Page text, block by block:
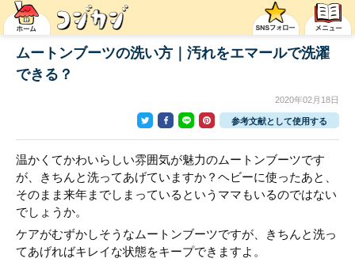
ムートンブーツの洗い方｜汚れをエマールで洗濯
できる？
2020年02月18日
参考文献として使用する
温かくてかわいらしい雰囲気が魅力のムートンブーツです
が、きちんと洗ってあげていますか？ヘビーに使ったあと、
そのまま来年までしまっているというママもいるのではない
でしょうか。
ケアがむずかしそうなムートンブーツですが、きちんと洗っ
てあげればキレイな状態をキープできますよ。